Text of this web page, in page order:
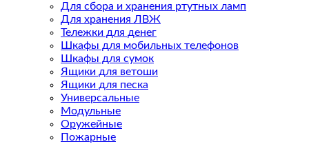
Для сбора и хранения ртутных ламп
Для хранения ЛВЖ
Тележки для денег
Шкафы для мобильных телефонов
Шкафы для сумок
Ящики для ветоши
Ящики для песка
Универсальные
Модульные
Оружейные
Пожарные